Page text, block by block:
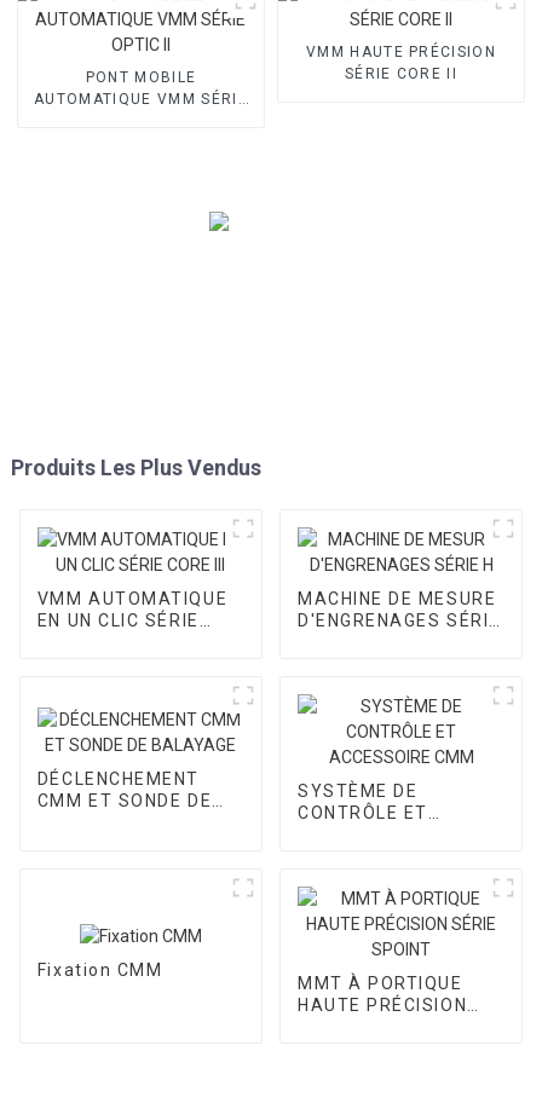
PONT MOBILE
AUTOMATIQUE VMM SÉRIE
VMM HAUTE PRÉCISION
SÉRIE CORE II
Produits Les Plus Vendus
VMM AUTOMATIQUE
EN UN CLIC SÉRIE
MACHINE DE MESURE
D'ENGRENAGES SÉRIE
DÉCLENCHEMENT
CMM ET SONDE DE
SYSTÈME DE
CONTRÔLE ET
Fixation CMM
MMT À PORTIQUE
HAUTE PRÉCISION